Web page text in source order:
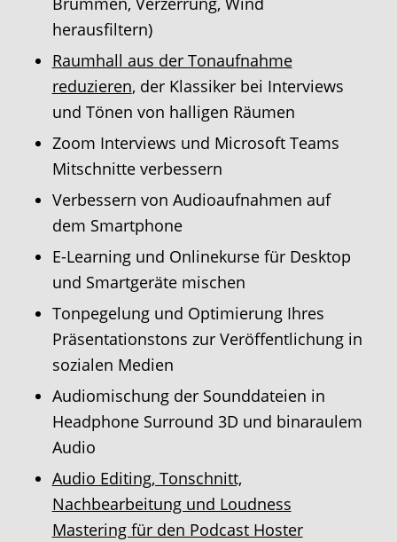
herausfiltern)
Raumhall aus der Tonaufnahme
reduzieren, der Klassiker bei Interviews
und Tönen von halligen Räumen
Zoom Interviews und Microsoft Teams
Mitschnitte verbessern
Verbessern von Audioaufnahmen auf
dem Smartphone
E-Learning und Onlinekurse für Desktop
und Smartgeräte mischen
Tonpegelung und Optimierung Ihres
Präsentationstons zur Veröffentlichung in
sozialen Medien
Audiomischung der Sounddateien in
Headphone Surround 3D und binaraulem
Audio
Audio Editing, Tonschnitt,
Nachbearbeitung und Loudness
Mastering für den Podcast Hoster